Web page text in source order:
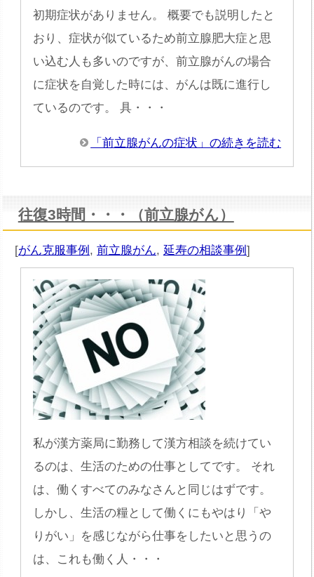
初期症状がありません。 概要でも説明したと
おり、症状が似ているため前立腺肥大症と思
い込む人も多いのですが、前立腺がんの場合
に症状を自覚した時には、がんは既に進行し
ているのです。 具・・・
「前立腺がんの症状」の続きを読む
往復3時間・・・（前立腺がん）
[がん克服事例 ,前立腺がん,延寿の相談事例]
私が漢方薬局に勤務して漢方相談を続けてい
るのは、生活のための仕事としてです。 それ
は、働くすべてのみなさんと同じはずです。
しかし、生活の糧として働くにもやはり「や
りがい」を感じながら仕事をしたいと思うの
は、これも働く人・・・